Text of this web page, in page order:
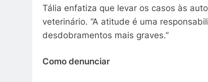
Tália enfatiza que levar os casos às
veterinário. “A atitude é uma
desdobramentos mais graves.”
Como denunciar